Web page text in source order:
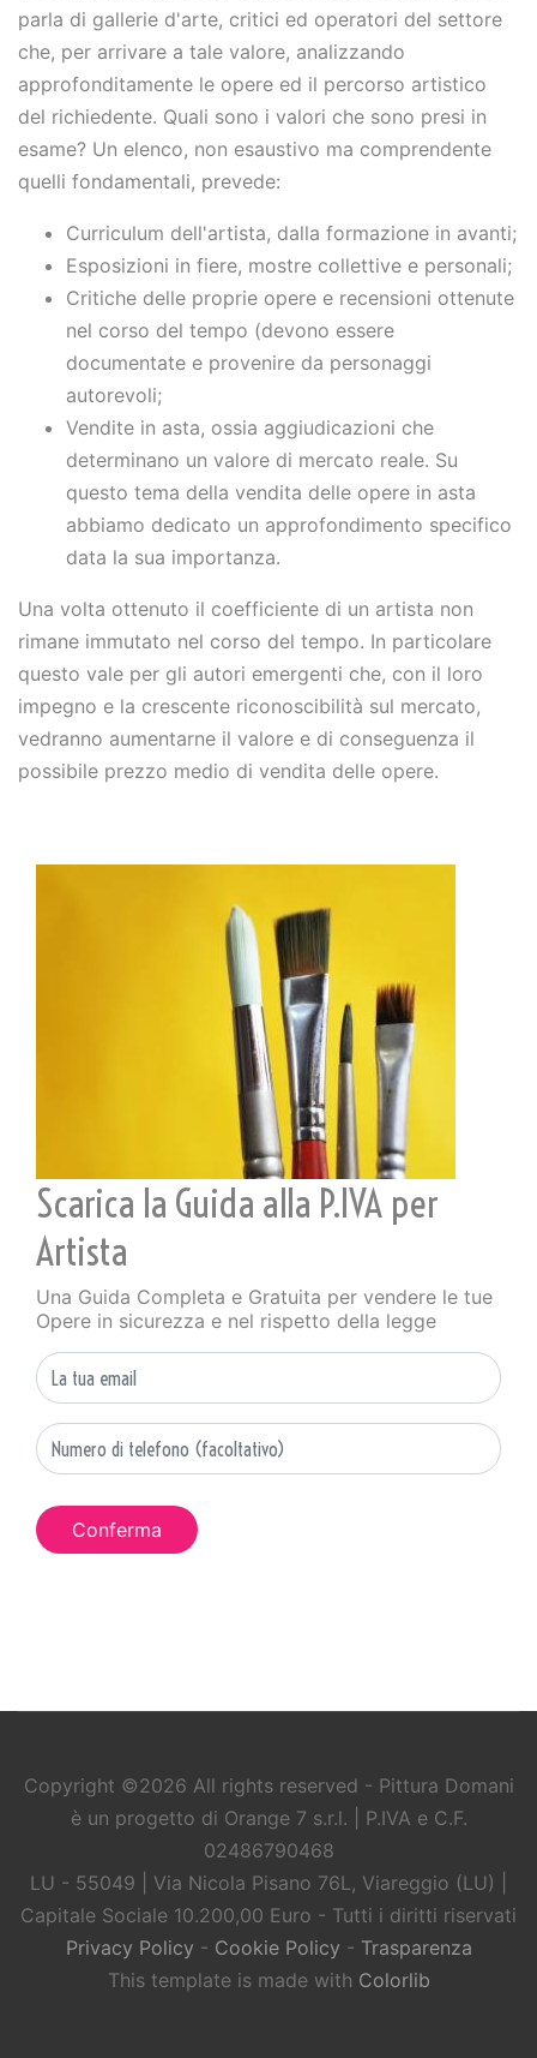
parla di gallerie d'arte, critici ed operatori del settore
che, per arrivare a tale valore, analizzando
approfonditamente le opere ed il percorso artistico
del richiedente. Quali sono i valori che sono presi in
esame? Un elenco, non esaustivo ma comprendente
quelli fondamentali, prevede:
Curriculum dell'artista, dalla formazione in avanti;
Esposizioni in fiere, mostre collettive e personali;
Critiche delle proprie opere e recensioni ottenute
nel corso del tempo (devono essere
documentate e provenire da personaggi
autorevoli;
Vendite in asta, ossia aggiudicazioni che
determinano un valore di mercato reale. Su
questo tema della vendita delle opere in asta
abbiamo dedicato un approfondimento specifico
data la sua importanza.
Una volta ottenuto il coefficiente di un artista non
rimane immutato nel corso del tempo. In particolare
questo vale per gli autori emergenti che, con il loro
impegno e la crescente riconoscibilità sul mercato,
vedranno aumentarne il valore e di conseguenza il
possibile prezzo medio di vendita delle opere.
Scarica la Guida alla P.IVA per
Artista
Una Guida Completa e Gratuita per vendere le tue
Opere in sicurezza e nel rispetto della legge
Conferma
Copyright ©2026 All rights reserved - Pittura Domani
è un progetto di Orange 7 s.r.l. | P.IVA e C.F.
02486790468
LU - 55049 | Via Nicola Pisano 76L, Viareggio (LU) |
Capitale Sociale 10.200,00 Euro - Tutti i diritti riservati
Privacy Policy - Cookie Policy - Trasparenza
This template is made with Colorlib